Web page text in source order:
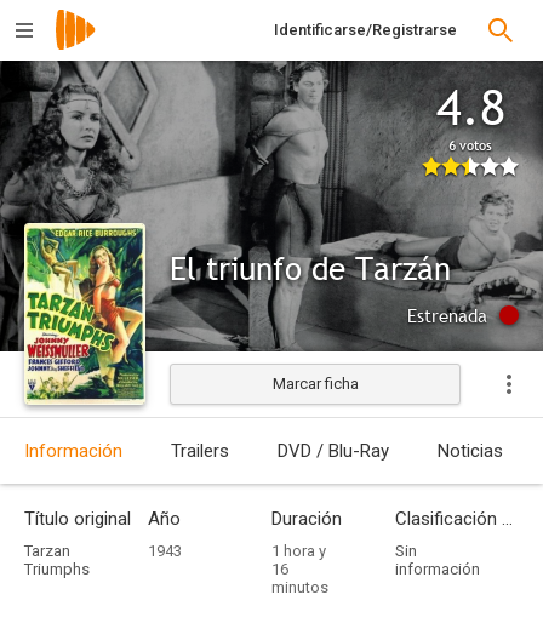
Identificarse/Registrarse
4.8
6 votos
El triunfo de Tarzán
Estrenada
Marcar ficha
Información Trailers DVD / Blu-Ray Noticias
Título original
Tarzan
Triumphs
Año
1943
Duración
1 hora y
16
minutos
Clasificación por edades
Sin
información